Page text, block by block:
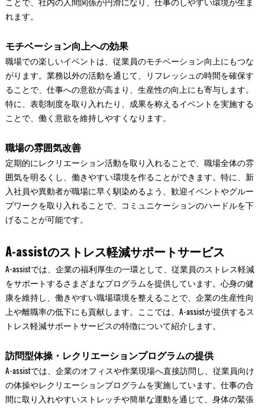
れます。
モチベーション向上への効果
職場での楽しいイベントは、従業員のモチベーション向上にもつな
がります。業務以外の活動を通じて、リフレッシュの時間を確保す
ることで、仕事への意欲が高まり、生産性の向上にも寄与します。
特に、表彰制度を取り入れたり、成果を称えるイベントを実施する
ことで、働く意欲を維持しやすくなります。
職場の雰囲気改善
定期的にレクリエーション活動を取り入れることで、職場全体の雰
囲気を明るくし、働きやすい環境を作ることができます。特に、新
入社員や異動者が職場に早く馴染めるよう、歓迎イベントやグルー
プワークを取り入れることで、コミュニケーションのハードルを下
げることが可能です。
A-assistのストレス軽減サポートサービス
A-assistでは、企業の福利厚生の一環として、従業員のストレス軽減
をサポートするさまざまなプログラムを提供しています。心身の健
康を維持し、働きやすい職場環境を整えることで、企業の生産性向
上や離職率の低下にも貢献します。ここでは、A-assistが提供するス
トレス軽減サポートサービスの特徴について紹介します。
訪問型体操・レクリエーションプログラムの提供
A-assistでは、企業のオフィスや作業現場へ直接訪問し、従業員向け
の体操やレクリエーションプログラムを実施しています。仕事の合
間に取り入れやすいストレッチや簡単な運動を通じて、身体の緊張